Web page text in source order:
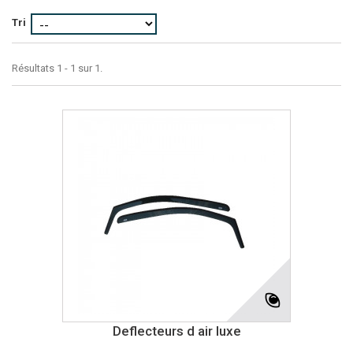
Tri
Résultats 1 - 1 sur 1.
Deflecteurs d air luxe